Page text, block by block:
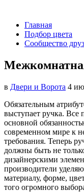
Главная
Подбор цвета
Сообщество
в Двери и Ворота 4
Обязательным
выступает ручка. Все
основной
современном мире к
требования. Теперь
должны быть не
дизайнерскими
производители
материалу, форме,
того огромного